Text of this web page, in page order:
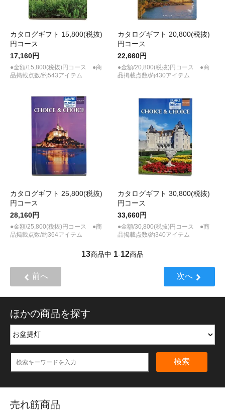
カタログギフト 15,800(税抜)
円コース
17,160円
●金額/15,800(税抜)円コース ●商
品掲載点数/約543アイテム
カタログギフト 20,800(税抜)
円コース
22,660円
●金額/20,800(税抜)円コース ●商
品掲載点数/約430アイテム
カタログギフト 25,800(税抜)
円コース
28,160円
●金額/25,800(税抜)円コース ●商
品掲載点数/約364アイテム
カタログギフト 30,800(税抜)
円コース
33,660円
●金額/30,800(税抜)円コース ●商
品掲載点数/約340アイテム
13商品中 1-12商品
前へ 次へ
ほかの商品を探す
検索
売れ筋商品